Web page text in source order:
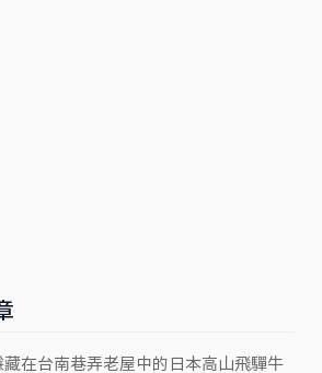
在台南巷弄老屋中的日本高山飛驒牛